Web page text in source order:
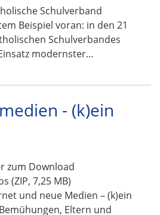
Schulverband
Beispiel voran: in den 21
Schulverbandes
modernster…
- (k)ein
zum Download
(ZIP, 7,25 MB)
und neue Medien – (k)ein
Eltern und